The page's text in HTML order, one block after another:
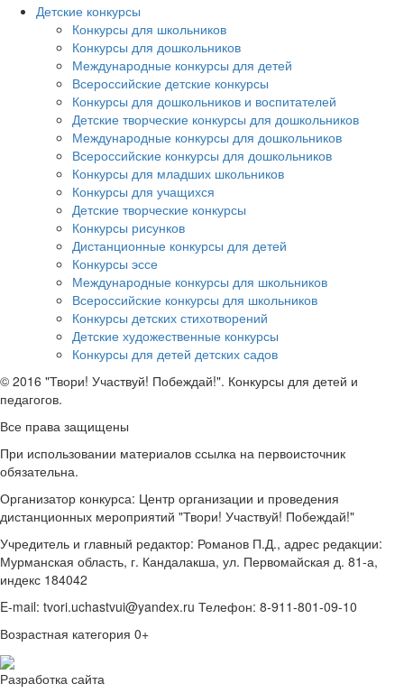
Детские конкурсы
Конкурсы для школьников
Конкурсы для дошкольников
Международные конкурсы для детей
Всероссийские детские конкурсы
Конкурсы для дошкольников и воспитателей
Детские творческие конкурсы для дошкольников
Международные конкурсы для дошкольников
Всероссийские конкурсы для дошкольников
Конкурсы для младших школьников
Конкурсы для учащихся
Детские творческие конкурсы
Конкурсы рисунков
Дистанционные конкурсы для детей
Конкурсы эссе
Международные конкурсы для школьников
Всероссийские конкурсы для школьников
Конкурсы детских стихотворений
Детские художественные конкурсы
Конкурсы для детей детских садов
© 2016 "Твори! Участвуй! Побеждай!". Конкурсы для детей и
педагогов.
Все права защищены
При использовании материалов ссылка на первоисточник
обязательна.
Организатор конкурса: Центр организации и проведения
дистанционных мероприятий "Твори! Участвуй! Побеждай!"
Учредитель и главный редактор: Романов П.Д., адрес редакции:
Мурманская область, г. Кандалакша, ул. Первомайская д. 81-а,
индекс 184042
E-mail: tvori.uchastvui@yandex.ru Телефон: 8-911-801-09-10
Возрастная категория 0+
Разработка сайта